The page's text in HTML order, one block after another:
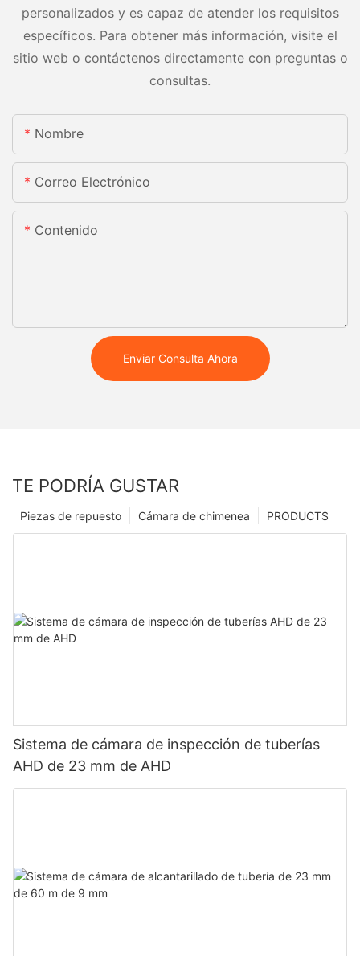
personalizados y es capaz de atender los requisitos
específicos. Para obtener más información, visite el
sitio web o contáctenos directamente con preguntas o
consultas.
Nombre
Correo Electrónico
Contenido
Enviar Consulta Ahora
TE PODRÍA GUSTAR
PRODUCTS
Cámara de chimenea
Piezas de repuesto
Sistema de cámara de inspección de tuberías
AHD de 23 mm de AHD